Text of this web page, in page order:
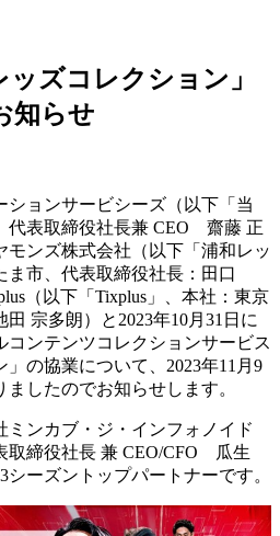
ッズコレクション」
知らせ
ョンサービシーズ（以下「当
代表取締役社長兼 CEO 齋藤 正
モンズ株式会社（以下「浦和レッ
ま市、代表取締役社長：田口
（以下「Tixplus」、本社：東京
宗多朗）と2023年10月31日に
コンテンツコレクションサービス
」の協業について、2023年11月9
したのでお知らせします。
ミンカブ・ジ・インフォノイド
取締役社長 兼 CEO/CFO 瓜生
ーズントップパートナーです。